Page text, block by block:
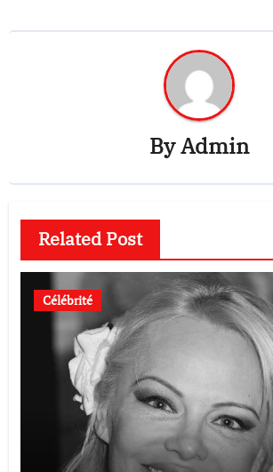
ByAdmin
Related Post
Célébrité